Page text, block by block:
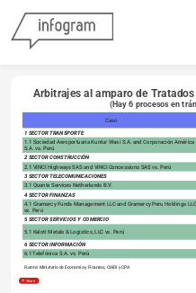
Skip
Arbitrajes al amparo de
(Hay 6 procesos en
Caso
1 SECTOR TRANSPORTE
1.1 Sociedad Aeroportuaria Kuntur Wasi S.A. and Corporación América
S.A. vs. Perú
2 SECTOR CONSTRUCCIÓN
2.1 VINCI Highways SAS and VINCI Concessions SAS vs. Perú
3 SECTOR TELECOMUNICACIONES
3.1 Quanta Services Netherlands B.V.
4 SECTOR FINANZAS
4.1 Gramercy Funds Management LLC and Gramercy Peru Holdings LLC
vs. Perú
5 SECTOR SERVICIOS Y COMERCIO
5.1 Kaloti Metals & Logistics, LLC vs. Perú
6 SECTOR INFORMACIÓN
6.1 Telefónica S.A. vs. Perú
Fuente: Ministerio de Economía y Finanzas, CIADI y CPA
Share